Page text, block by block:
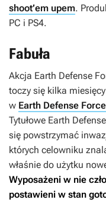
shoot’em upem.
PC i PS4.
Fabuła
Akcja Earth Defense
toczy się kilka
w Earth Defense
Tytułowe Earth
się powstrzymać
których celowniku
właśnie do użytku
Wyposażeni w nie
postawieni w stan